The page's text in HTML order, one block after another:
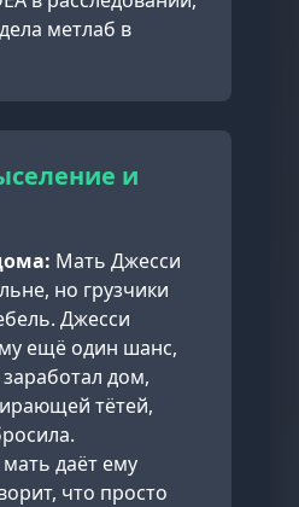
метлаб в
и
Мать Джесси
но грузчики
Джесси
ещё один шанс,
дом,
тётей,
даёт ему
что просто